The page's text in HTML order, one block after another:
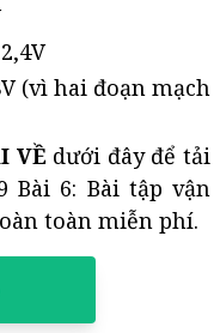
(vì hai đoạn mạch
VỀdưới đây để tải
Bài 6: Bài tập vận
toàn miễn phí.